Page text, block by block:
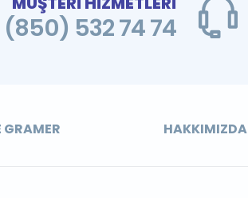
532 74 74
HAKKIMIZDA